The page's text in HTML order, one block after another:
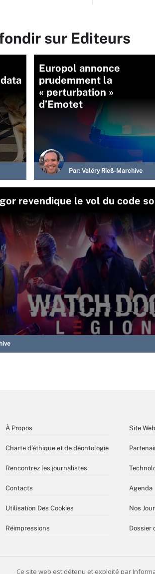
sur Editeurs
Europol annonce
prudemment la
« perturbation »
d’Emotet
Par: Valéry Rieß-Marchive
revendique le vol du code
À Propos
Charte d’éthique et de déontologie
Rencontrez les journalistes
Contacts
Utilisation Des Cookies
Réimpressions
Site
Agenda
Nos
Dossier